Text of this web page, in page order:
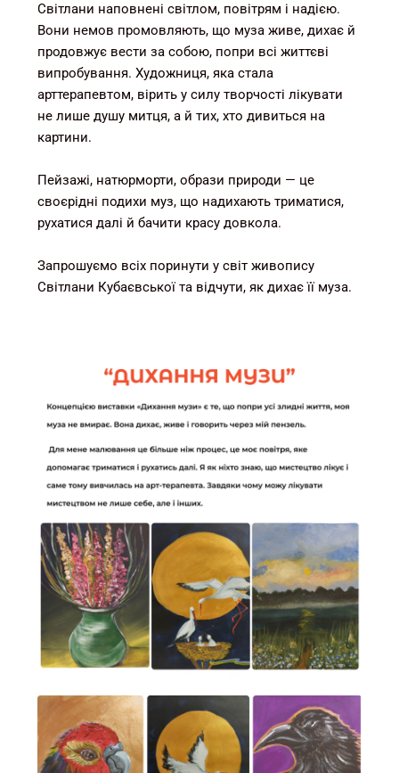
Світлани наповнені світлом, повітрям і надією.
Вони немов промовляють, що муза живе, дихає й
продовжує вести за собою, попри всі життєві
випробування. Художниця, яка стала
арттерапевтом, вірить у силу творчості лікувати
не лише душу митця, а й тих, хто дивиться на
картини.
Пейзажі, натюрморти, образи природи — це
своєрідні подихи муз, що надихають триматися,
рухатися далі й бачити красу довкола.
Запрошуємо всіх поринути у світ живопису
Світлани Кубаєвської та відчути, як дихає її муза.